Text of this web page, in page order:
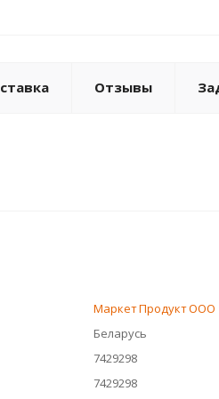
Отзывы
Маркет Продукт ООО
Беларусь
7429298
7429298